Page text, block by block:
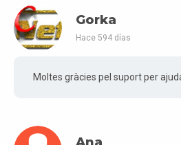
Gorka
Hace 594 días
Moltes gràcies pel suport per